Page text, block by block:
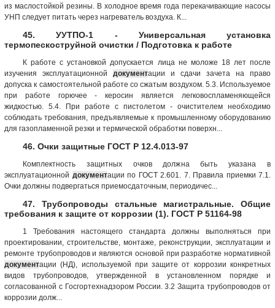
из маслостойкой резины. В холодное время года перекачивающие насосы
УНП следует питать через нагреватель воздуха. К...
45. УУТПО-1 - Универсальная установка
термопескоструйной очистки / Подготовка к работе
К работе с установкой допускается лица не моложе 18 лет после
изучения эксплуатационной документации и сдачи зачета на право
допуска к самостоятельной работе со сжатым воздухом. 5.3. Используемое
при работе горючее - керосин является легковоспламеняющейся
жидкостью. 5.4. При работе с пистолетом - очистителем необходимо
соблюдать требования, предъявляемые к промышленному оборудованию
для газопламенной резки и термической обработки поверхн...
46. Очки защитные ГОСТ Р 12.4.013-97
Комплектность защитных очков должна быть указана в
эксплуатационной документации по ГОСТ 2.601. 7. Правила приемки 7.1.
Очки должны подвергаться приемосдаточным, периодичес...
47. Трубопроводы стальные магистральные. Общие
требования к защите от коррозии (1). ГОСТ Р 51164-98
1 Требования настоящего стандарта должны выполняться при
проектировании, строительстве, монтаже, реконструкции, эксплуатации и
ремонте трубопроводов и являются основой при разработке нормативной
документации (НД), используемой при защите от коррозии конкретных
видов трубопроводов, утвержденной в установленном порядке и
согласованной с Госгортехнадзором России. 3.2 Защита трубопроводов от
коррозии долж...